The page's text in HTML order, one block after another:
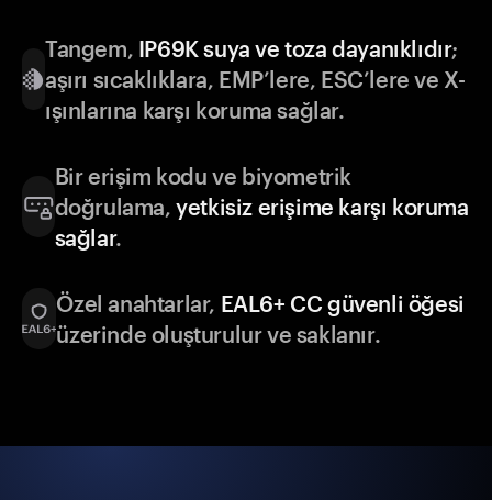
Tangem, IP69K suya ve toza dayanıklıdır;
aşırı sıcaklıklara, EMP’lere, ESC’lere ve X-
ışınlarına karşı koruma sağlar.
Bir erişim kodu ve biyometrik
doğrulama,yetkisiz erişime karşı koruma
sağlar.
Özel anahtarlar, EAL6+ CC güvenli öğesi
üzerinde oluşturulur ve saklanır.